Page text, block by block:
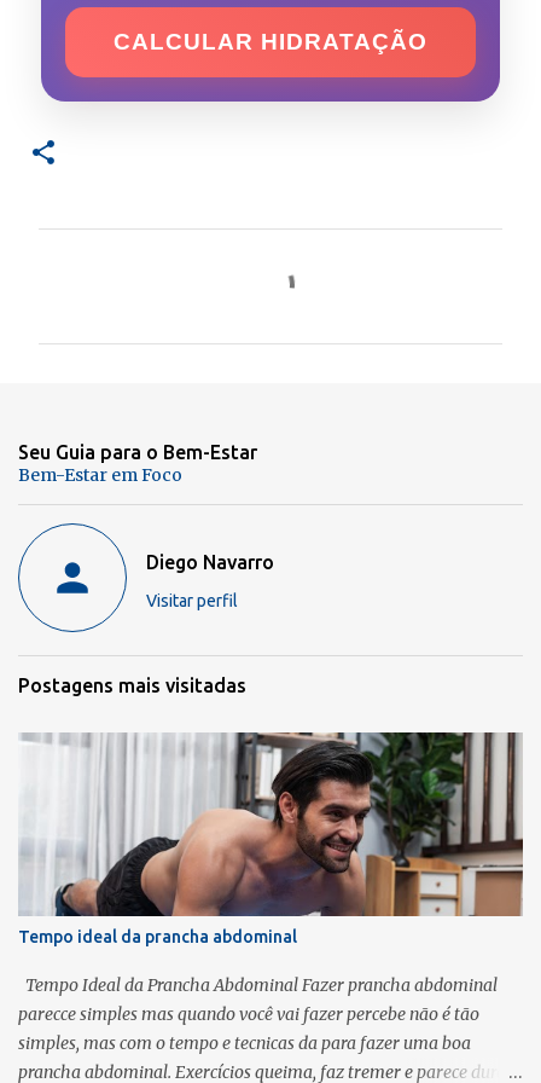
CALCULAR HIDRATAÇÃO
m
t
r
Seu Guia para o Bem-Estar
Bem-Estar em Foco
Diego Navarro
Visitar perfil
Postagens mais visitadas
Tempo ideal da prancha abdominal
Tempo Ideal da Prancha Abdominal Fazer prancha abdominal
parecce simples mas quando você vai fazer percebe não é tão
simples, mas com o tempo e tecnicas da para fazer uma boa
prancha abdominal. Exercícios queima, faz tremer e parece durar